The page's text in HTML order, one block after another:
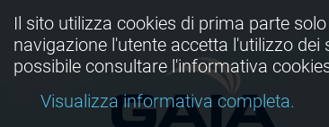
Il sito utilizza cookies di prima parte
navigazione l'utente accetta l'utilizzo
possibile consultare l'informativa
Visualizza informativa completa.